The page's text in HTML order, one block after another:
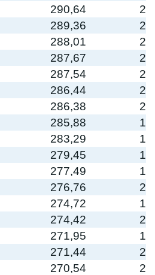
290,64
2
289,36
2
288,01
2
287,67
2
287,54
2
286,44
2
286,38
2
285,88
1
283,29
1
279,45
1
277,49
1
276,76
2
274,72
1
274,42
2
271,95
1
271,44
2
270,54
2